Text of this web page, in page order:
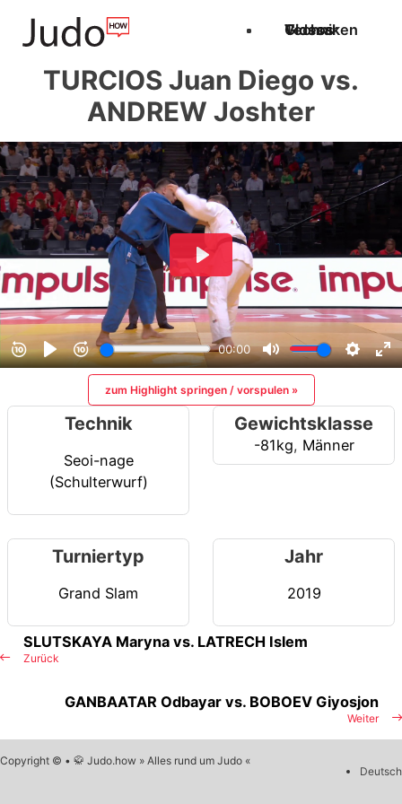
Techniken
Videos
Glossar
TURCIOS Juan Diego vs.
ANDREW Joshter
zum Highlight springen / vorspulen »
Technik
Seoi-nage
(Schulterwurf)
Gewichtsklasse
-81kg, Männer
Turniertyp
Grand Slam
Jahr
2019
Zurück
SLUTSKAYA Maryna vs. LATRECH Islem
Weiter
GANBAATAR Odbayar vs. BOBOEV Giyosjon
Copyright © • 🥋 Judo.how » Alles rund um Judo «
Deutsch